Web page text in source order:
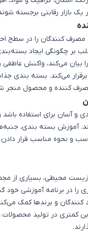
بازار رقابتی برجسته
مصرف کنندگان را در سطح
بر چگونگی ایجاد
بیان می‌کند، واکنش عاطفی
می‌کند. بسته بندی
کننده و محصول منجر
و آسان برای استفاده
آموزش بسته بندی،
و نحوه مناسب قرار
زیست محیطی، بسیاری از
را در برنامه آموزشی خود
کنندگان و برندها کمک
کمتری در تولید